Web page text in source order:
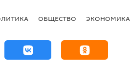
ОБЩЕСТВО ЭКОНОМИКА